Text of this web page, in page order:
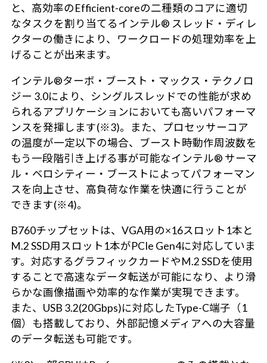
と、高効率のEfficient-coreの二種類のコアに適切
なタスクを割り当てるインテル® スレッド・ディレ
クターの働きにより、ワークロードの処理効率を上
げることが出来ます。
インテル®ターボ・ブースト・マックス・テクノロ
ジー 3.0により、シングルスレッドでの性能が求め
られるアプリケーションにおいても高いパフォーマ
ンスを発揮します(※3)。また、プロセッサーコア
の温度が一定以下の場合、ブースト時動作周波数を
もう一段階引き上げる事が可能なインテル® サーマ
ル・ベロシティー・ブーストによってパフォーマン
スを向上させ、高負荷な作業を快適に行うことが
できます(※4)。
B760チップセットは、VGA用の×16スロット1本と
M.2 SSD用スロット1本がPCIe Gen4に対応していま
す。対応するグラフィックカードやM.2 SSDを使用
することで高速なデータ転送が可能になり、より滑
らかな画像描画や効率的な作業が実現できます。
また、USB 3.2(20Gbps)に対応したType-C端子（1
個）も搭載しており、外部記憶メディアへの大容量
のデータ転送も可能です。